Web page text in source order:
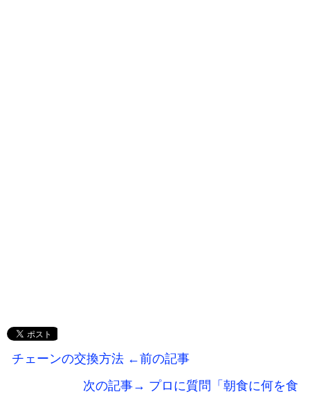
チェーンの交換方法 ←前の記事
次の記事→ プロに質問「朝食に何を食